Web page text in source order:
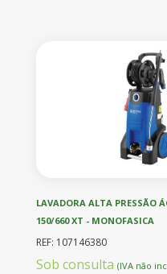
LAVADORA ALTA PRESSÃO
150/660 XT - MONOFASICA
REF: 107146380
Sob consulta (IVA não